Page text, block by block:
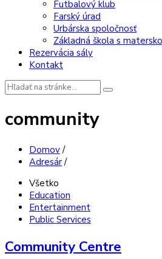
Futbalový klub
Farský úrad
Urbárska spoločnosť
Základná škola s
Rezervácia sály
Kontakt
Vyhľadávanie:
community
Domov /
Adresár /
Všetko
Education
Entertainment
Public Services
Community Centre